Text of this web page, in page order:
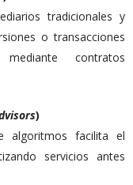
tradicionales y
o transacciones
contratos
)
algoritmos facilita el
servicios antes